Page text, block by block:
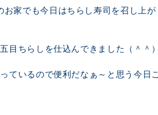
お家でも今日はちらし寿司を召し上が
目ちらしを仕込んできました（＾＾）
ているので便利だなぁ～と思う今日こ